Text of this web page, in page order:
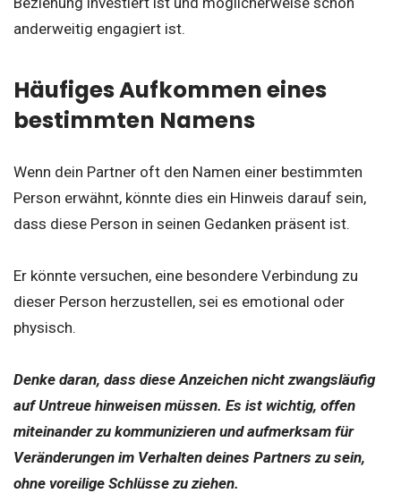
anderweitig engagiert ist.
Häufiges Aufkommen eines
bestimmten Namens
Wenn dein Partner oft den Namen einer bestimmten
Person erwähnt, könnte dies ein Hinweis darauf sein,
dass diese Person in seinen Gedanken präsent ist.
Er könnte versuchen, eine besondere Verbindung zu
dieser Person herzustellen, sei es emotional oder
physisch.
Denke daran, dass diese Anzeichen nicht zwangsläufig
auf Untreue hinweisen müssen. Es ist wichtig, offen
miteinander zu kommunizieren und aufmerksam für
Veränderungen im Verhalten deines Partners zu sein,
ohne voreilige Schlüsse zu ziehen.